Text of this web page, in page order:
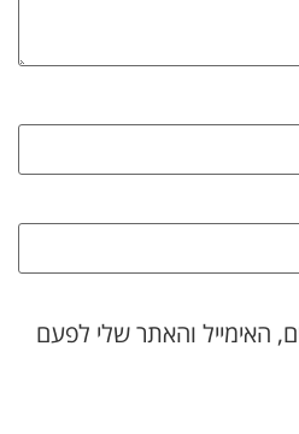
האימייל והאתר שלי לפעם